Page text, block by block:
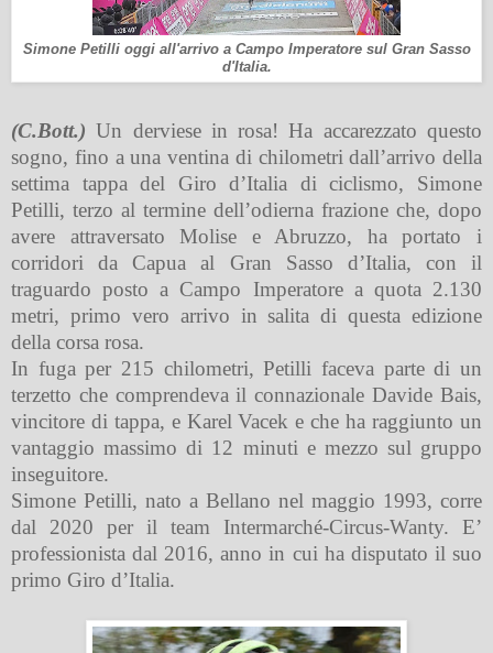
Simone Petilli oggi all'arrivo a Campo Imperatore sul Gran Sasso
d'Italia.
(C.Bott.) Un derviese in rosa! Ha accarezzato questo
sogno, fino a una ventina di chilometri dall’arrivo della
settima tappa del Giro d’Italia di ciclismo, Simone
Petilli, terzo al termine dell’odierna frazione che, dopo
avere attraversato Molise e Abruzzo, ha portato i
corridori da Capua al Gran Sasso d’Italia, con il
traguardo posto a Campo Imperatore a quota 2.130
metri, primo vero arrivo in salita di questa edizione
della corsa rosa.
In fuga per 215 chilometri, Petilli faceva parte di un
terzetto che comprendeva il connazionale Davide Bais,
vincitore di tappa, e Karel Vacek e che ha raggiunto un
vantaggio massimo di 12 minuti e mezzo sul gruppo
inseguitore.
Simone Petilli, nato a Bellano nel maggio 1993, corre
dal 2020 per il team Intermarché-Circus-Wanty. E’
professionista dal 2016, anno in cui ha disputato il suo
primo Giro d’Italia.